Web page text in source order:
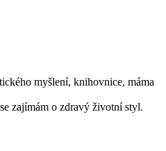
myšlení, knihovnice, máma
zajímám o zdravý životní styl.